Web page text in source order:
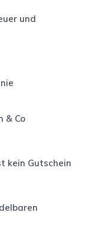
und
& Co
kein Gutschein